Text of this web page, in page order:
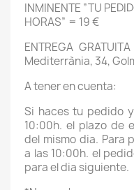
INMINENTE ”TU
HORAS” = 19 €
ENTREGA
Mediterrània, 34,
A tener en cuenta:
Si haces tu pedido
10:00h. el plazo de
del mismo dia. Para
a las 10:00h. el
para el dia siguiente.